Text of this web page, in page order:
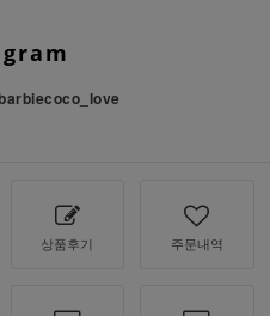
상품후기 주문내역